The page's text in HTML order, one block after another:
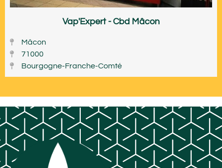
Vap'Expert - Cbd Mâcon
Mâcon
71000
Bourgogne-Franche-Comté